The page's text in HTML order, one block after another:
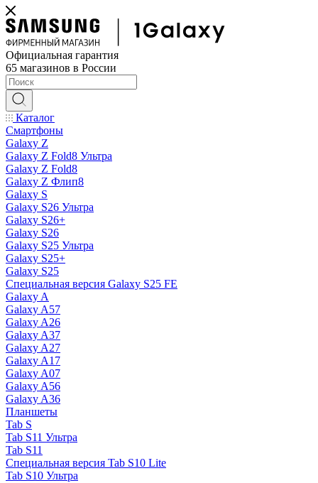
Официальная гарантия
65 магазинов в России
Каталог
Смартфоны
Galaxy Z
Galaxy Z Fold8 Ультра
Galaxy Z Fold8
Galaxy Z Флип8
Galaxy S
Galaxy S26 Ультра
Galaxy S26+
Galaxy S26
Galaxy S25 Ультра
Galaxy S25+
Galaxy S25
Специальная версия Galaxy S25 FE
Galaxy A
Galaxy A57
Galaxy A26
Galaxy A37
Galaxy A27
Galaxy A17
Galaxy A07
Galaxy A56
Galaxy A36
Планшеты
Tab S
Tab S11 Ультра
Tab S11
Специальная версия Tab S10 Lite
Tab S10 Ультра